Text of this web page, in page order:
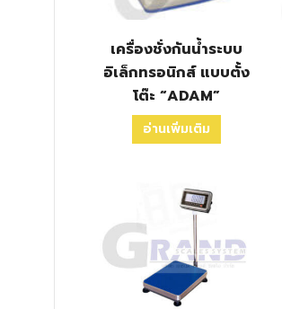
เครื่องชั่งกันน้ำระบบ
อิเล็กทรอนิกส์ แบบตั้ง
โต๊ะ “ADAM”
อ่านเพิ่มเติม